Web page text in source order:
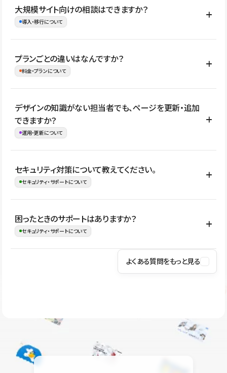
はい。既存サイトの構成やコンテンツ、URLを整理したうえで、
Studio上に再構築する形で移行できます。 WordPressの場合は、
イト全体のデザインや設定がそのまま移行されるわけではないた
め、移行後にページ構成やデザイン、CMS設計、URL・リダイレク
大規模サイト向けの相談はできますか？
導入・移行について
はい。アクセス規模が大きいサイトや、複数部門での運用、権限管
理、セキュリティ確認、既存システムとの連携など、個別の要件が
ない段階でも、お問い合わせください。
お問合せはこちら
プランごとの違いはなんですか？
料金・プランについて
公開ページ数、バージョン履歴の期間、CMS利用数の上限、権限
管理の有無などがプランごとに異なります。詳しくは料金プランペ
ージをご覧ください。
デザインの知識がない担当者でも、ページを更新・追加
できますか？
運用・更新について
はい。CMSやコンポーネントを活用して更新範囲を設計しておく
ことで、デザインを崩しにくい状態で運用できます。 さらにコン
ながらレイアウトに影響を与えずに更新作業を進めやすくなりま
す。
セキュリティ対策について教えてください。
セキュリティ・サポートについて
Studioでは、公開サイトやサービスを安全に利用できるよう、通信
の暗号化、データ保護、アクセス管理、脆弱性対策など、複数の観
はSSL/TLSによる通信暗号化に対応しており、悪質なスクリプトの
困ったときのサポートはありますか？
セキュリティ・サポートについて
操作方法や機能については、ヘルプセンターでご確認いただけま
ユーザー同士で質問・相談できるコミュニティもご利用ください。
よくある質問をもっと見る